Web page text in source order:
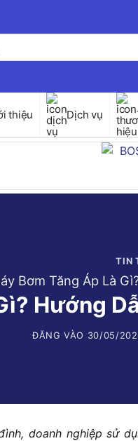
thiệu Dịch vụ
TIN
Bơm Tăng Áp Là
Hướng
ĐĂNG VÀO 30/05/
doanh nghiệp sử